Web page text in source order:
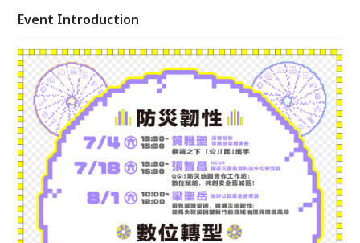
險轉譯，帶領大家跨越工程防禦思維，在氣候變遷的浪
Event Introduction